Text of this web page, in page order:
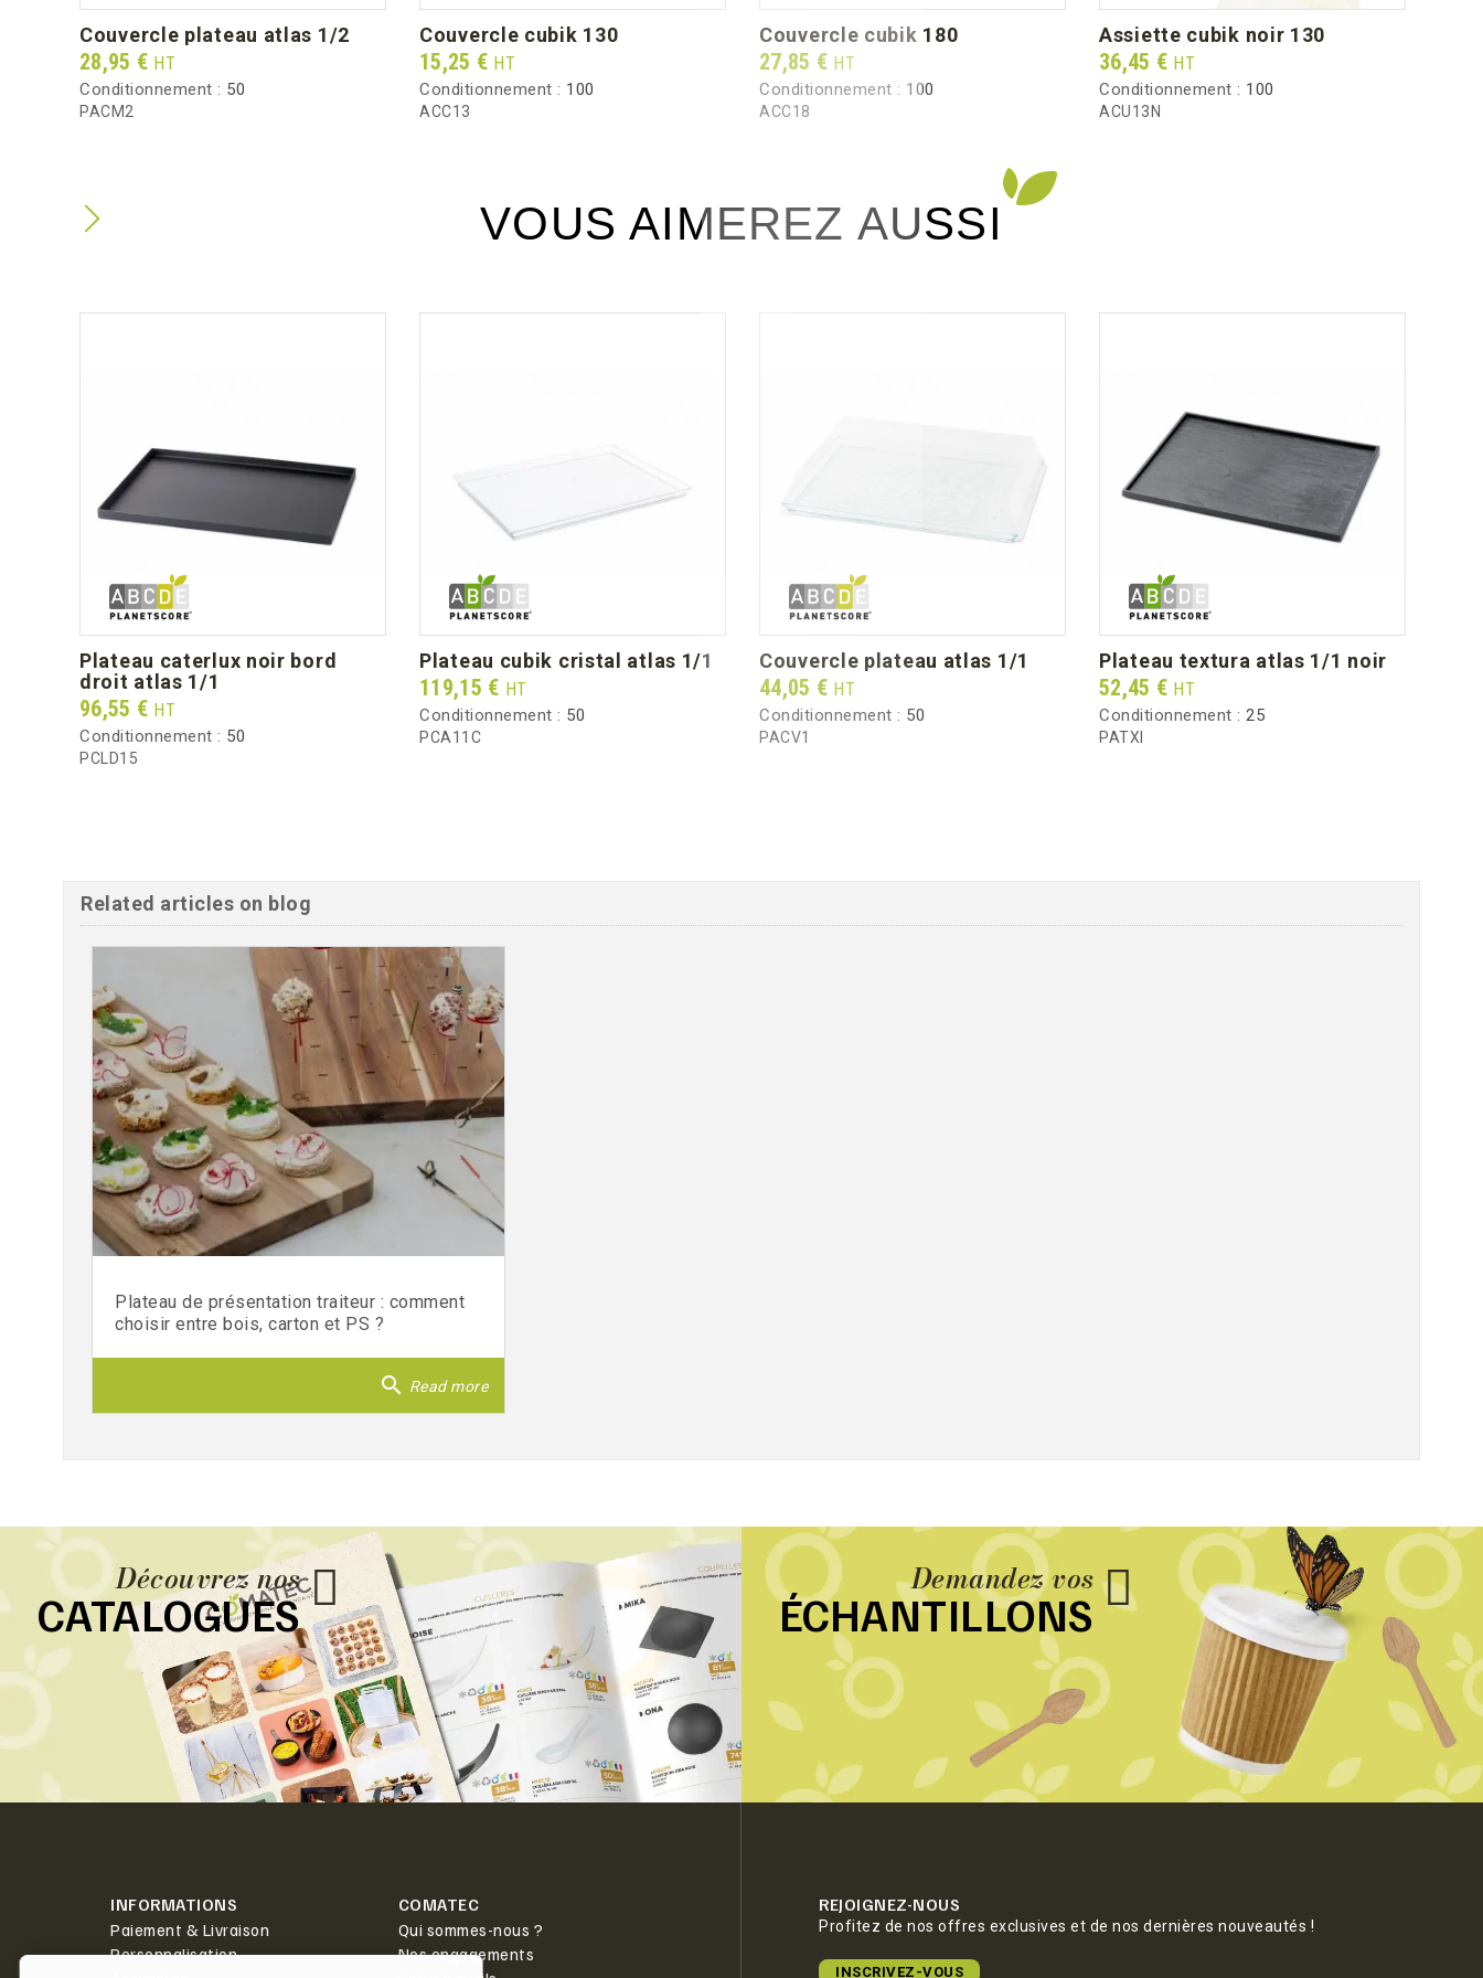
couvercle plateau atlas 1/2
Prix
28,95 € HT
Conditionnement : 50
PACM2
couvercle cubik 130
Prix
15,25 € HT
Conditionnement : 100
ACC13
couvercle cubik 180
Prix
27,85 € HT
Conditionnement : 100
ACC18
assiette cubik noir 130
Prix
36,45 € HT
Conditionnement : 100
ACU13N
VOUS AIMEREZ AUSSI
plateau caterlux noir bord
droit atlas 1/1
Prix
96,55 € HT
Conditionnement : 50
PCLD15
plateau cubik cristal atlas 1/1
Prix
119,15 € HT
Conditionnement : 50
PCA11C
couvercle plateau atlas 1/1
Prix
44,05 € HT
Conditionnement : 50
PACV1
plateau textura atlas 1/1 noir
Prix
52,45 € HT
Conditionnement : 25
PATXI
Related articles on blog
Plateau de présentation traiteur : comment
choisir entre bois, carton et PS ?
search Read more
Découvrez nos
CATALOGUES
Demandez vos
ÉCHANTILLONS
INFORMATIONS
Paiement & Livraison
Personnalisation
COMATEC
Qui sommes-nous ?
Nos engagements
REJOIGNEZ-NOUS
Profitez de nos offres exclusives et de nos dernières nouveautés !
INSCRIVEZ-VOUS